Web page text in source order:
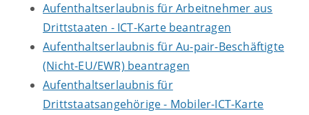
Aufenthaltserlaubnis für Arbeitnehmer aus
Drittstaaten - ICT-Karte beantragen
Aufenthaltserlaubnis für Au-pair-Beschäftigte
(Nicht-EU/EWR) beantragen
Aufenthaltserlaubnis für
Drittstaatsangehörige - Mobiler-ICT-Karte